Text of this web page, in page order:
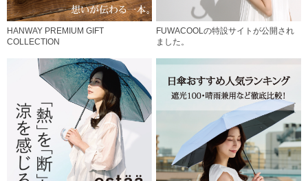
HANWAY PREMIUM GIFT
COLLECTION
FUWACOOLの特設サイトが公開され
ました。